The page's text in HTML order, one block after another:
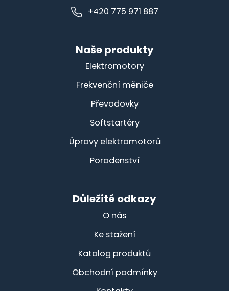
+420 775 971 887
Naše produkty
Elektromotory
Frekvenční měniče
Převodovky
Softstartéry
Úpravy elektromotorů
Poradenství
Důležité odkazy
O nás
Ke stažení
Katalog produktů
Obchodní podmínky